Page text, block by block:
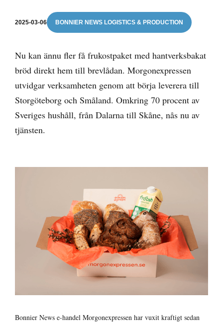
2025-03-06 BONNIER NEWS LOGISTICS & PRODUCTION
Nu kan ännu fler få frukostpaket med hantverksbakat
bröd direkt hem till brevlådan. Morgonexpressen
utvidgar verksamheten genom att börja leverera till
Storgöteborg och Småland. Omkring 70 procent av
Sveriges hushåll, från Dalarna till Skåne, nås nu av
tjänsten.
Bonnier News e-handel Morgonexpressen har vuxit kraftigt sedan